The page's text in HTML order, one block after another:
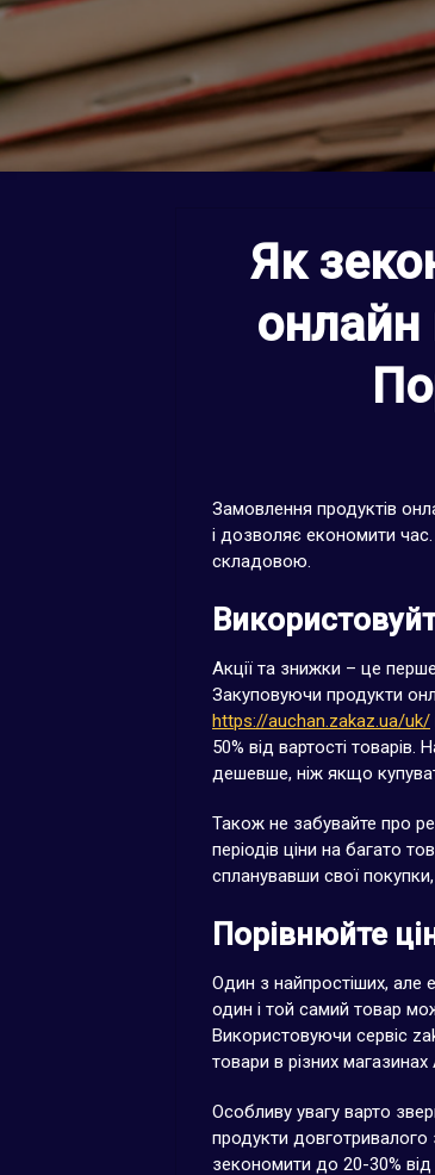
Як
онлайн
Замовлення продуктів
і дозволяє економити
складовою.
Акції та знижки – це
Закуповуючи продукти
https://auchan.zakaz.ua/uk/
50% від вартості
дешевше, ніж якщо
Також не забувайте про
періодів ціни на багато
спланувавши свої
Порівнюйте
Один з найпростіших, але
один і той самий товар
Використовуючи сервіс
товари в різних
Особливу увагу варто
продукти довготривалого
зекономити до 20-30%